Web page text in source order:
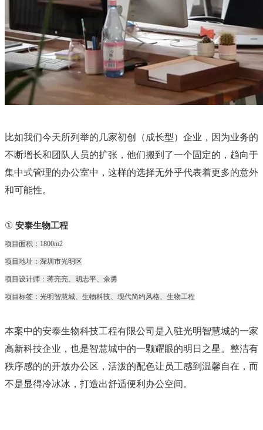
比如我们今天所列举的几家初创（成长型）企业，因为业务的
不断增长和团队人员的扩张，他们搬到了一个固定的，趋向于
集中式管理的办公室中，这样的选择无外乎代表着更多的意外
和可能性。
①安泰生物工程
项目面积：1800m2
项目地址：深圳市光明区
项目设计师：蒋亮亮、胡志平、余勇
项目标签：光明智慧城、生物科技、现代简约风格、生物工程
本案中的安泰生物科技工程有限公司是入驻光明智慧城的一家
高新科技企业，也是智慧城中的一颗耀眼的明日之星。整洁有
秩序感的的开放办公区，活泼的配色让员工感到温馨自在，而
不是显得冷冰冰，打造出舒适便利办公空间。